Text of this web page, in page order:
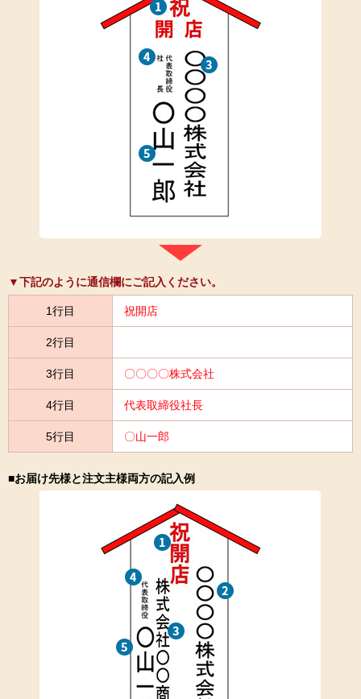
▼下記のように通信欄にご記入ください。
1行目 祝開店
2行目
3行目 〇〇〇〇株式会社
4行目 代表取締役社長
5行目 〇山一郎
■お届け先様と注文主様両方の記入例